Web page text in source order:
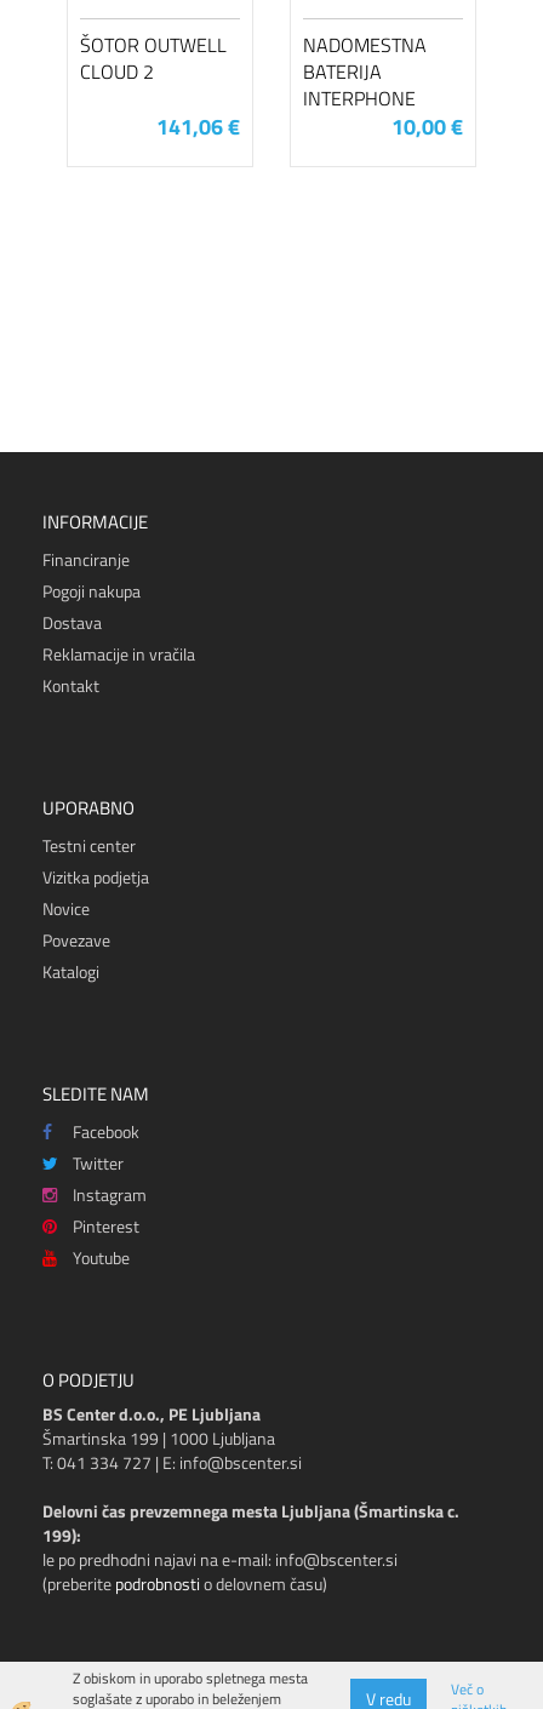
ŠOTOR OUTWELL
CLOUD 2
141,06 €
NADOMESTNA
BATERIJA
INTERPHONE
10,00 €
INFORMACIJE
Financiranje
Pogoji nakupa
Dostava
Reklamacije in vračila
Kontakt
UPORABNO
Testni center
Vizitka podjetja
Novice
Povezave
Katalogi
SLEDITE NAM
Facebook
Twitter
Instagram
Pinterest
Youtube
O PODJETJU
BS Center d.o.o., PE Ljubljana
Šmartinska 199 | 1000 Ljubljana
T: 041 334 727 | E: info@bscenter.si
Delovni čas prevzemnega mesta Ljubljana (Šmartinska c.
199):
le po predhodni najavi na e-mail: info@bscenter.si
(preberitepodrobnostio delovnem času)
Z obiskom in uporabo spletnega mesta
soglašate z uporabo in beleženjem
V redu
Več o